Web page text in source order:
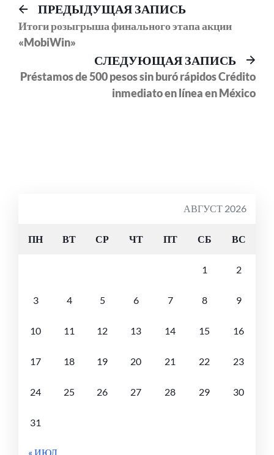
Навигация
по
записям
ПРЕДЫДУЩАЯ ЗАПИСЬПредыдущий
пост:
Итоги розыгрыша финального этапа акции
«MobiWin»
СЛЕДУЮЩАЯ ЗАПИСЬ
Préstamos de 500 pesos sin buró rápidos Crédito
inmediato en línea en México
АВГУСТ 2026
ПН ВТ СР ЧТ ПТ СБ ВС
1 2
3 4 5 6 7 8 9
10 11 12 13 14 15 16
17 18 19 20 21 22 23
24 25 26 27 28 29 30
31
« ИЮЛ